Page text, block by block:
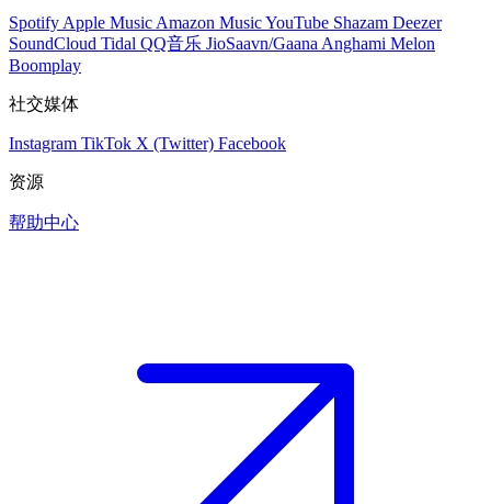
Spotify Apple Music Amazon MusicYouTube Shazam Deezer
SoundCloud Tidal QQ音乐 JioSaavn/Gaana Anghami Melon
Boomplay
社交媒体
Instagram TikTok X (Twitter) Facebook
资源
帮助中心